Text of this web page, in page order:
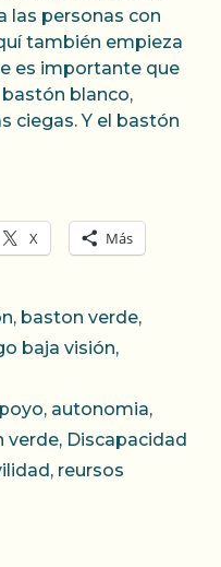
las personas con
también empieza
es importante que
bastón blanco,
ciegas. Y el bastón
X Más
, baston verde,
baja visión,
, autonomia,
verde, Discapacidad
, reursos